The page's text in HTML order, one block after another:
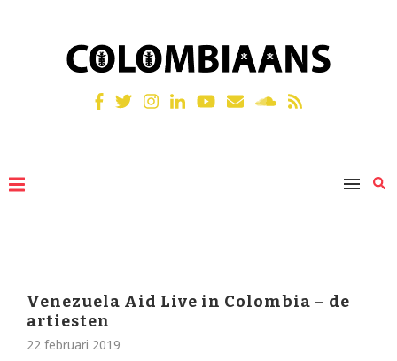
Venezuela Aid Live in Colombia – de
artiesten
22 februari 2019